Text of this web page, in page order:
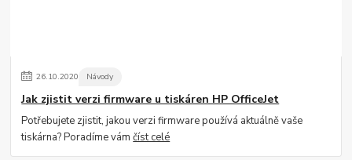
26.10.2020 Návody
Jak zjistit verzi firmware u tiskáren HP OfficeJet
Potřebujete zjistit, jakou verzi firmware používá aktuálně vaše
tiskárna? Poradíme vámčíst celé